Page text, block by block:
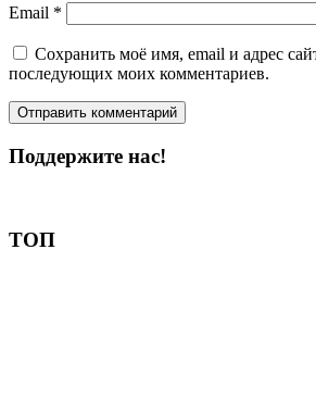
Email *
Сохранить моё имя, email и адрес
последующих моих комментариев.
Поддержите нас!
ТОП